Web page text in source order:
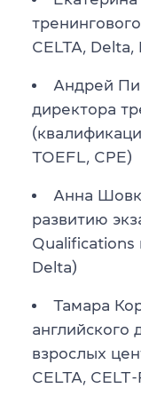
CELTA, Delta,
Андрей
директора
TOEFL, CPE)
Анна
развитию
Qualifications
Delta)
Тамара
английского
взрослых
CELTA,